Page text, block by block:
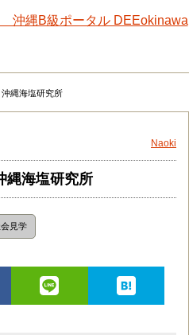
検
沖縄海塩研究所
Naoki
縄海塩研究所
見学